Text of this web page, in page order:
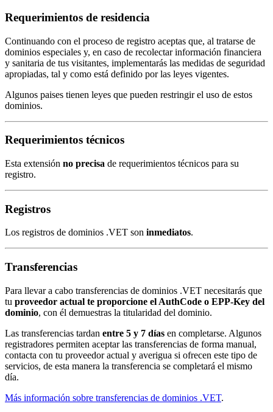
Requerimientos de residencia
Continuando con el proceso de registro aceptas que, al tratarse de
dominios especiales y, en caso de recolectar información financiera
y sanitaria de tus visitantes, implementarás las medidas de seguridad
apropiadas, tal y como está definido por las leyes vigentes.
Algunos paises tienen leyes que pueden restringir el uso de estos
dominios.
Requerimientos técnicos
Esta extensión no precisa de requerimientos técnicos para su
registro.
Registros
Los registros de dominios .VET son inmediatos.
Transferencias
Para llevar a cabo transferencias de dominios .VET necesitarás que
tu proveedor actual te proporcione el AuthCode o EPP-Key del
dominio, con él demuestras la titularidad del dominio.
Las transferencias tardan entre 5 y 7 días en completarse. Algunos
registradores permiten aceptar las transferencias de forma manual,
contacta con tu proveedor actual y averigua si ofrecen este tipo de
servicios, de esta manera la transferencia se completará el mismo
día.
Más información sobre transferencias de dominios .VET.